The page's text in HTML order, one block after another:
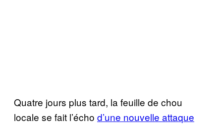
Quatre jours plus tard, la feuille de chou
locale se fait l’écho d’une nouvelle attaque